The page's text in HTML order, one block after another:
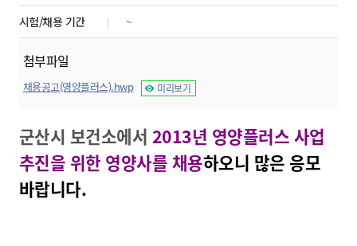
시험/채용 기간 ~
첨부파일
채용공고(영양플러스).hwp 미리보기
군산시 보건소에서 2013년 영양플러스 사업
추진을 위한 영양사를 채용하오니 많은 응모
바랍니다.